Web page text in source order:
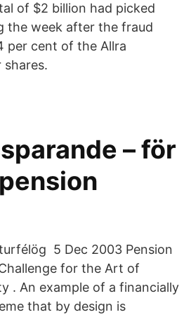
of $2 billion had picked
the week after the fraud
per cent of the Allra
– för
5 Dec 2003 Pension
for the Art of
. An example of a financially
that by design is